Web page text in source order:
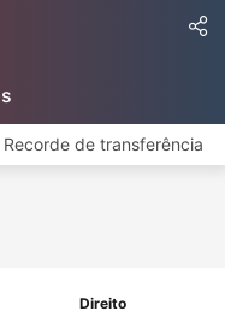
Recorde de transferência
Direito